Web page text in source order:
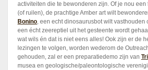
activiteiten die te bewonderen zijn. Of je nou een
(of ruilen), de prachtige Amber art wilt
Bonino, een echt dinosaurusbot wilt vasthouden
een écht zeereptiel uit het gesteente wordt
wat wils én dat is niet eens alles! Ook zijn er de
lezingen te volgen, worden wederom de
gehouden, zal er een preparatiedemo zijn van
musea en geologische/paleontologische